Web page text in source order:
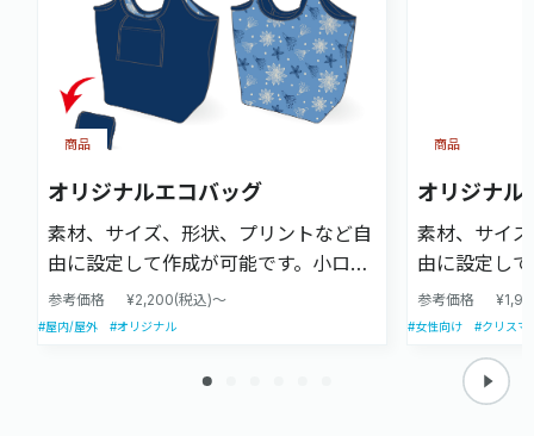
オリジナルエコバッグ
素材、サイズ、形状、プリントなど自
由に設定して作成が可能です。小ロッ
トから大ロットまで対応可能です。
参考価格 ¥2,200(税込)～
商品
#屋内/屋外 #オリジナル
オリジナル
素材、サイ
由に設定し
トから大ロ
参考価格
商品
#女性向け #クリスマ